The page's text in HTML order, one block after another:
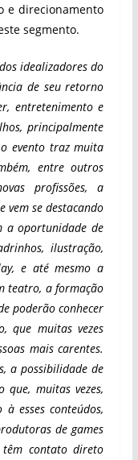
e direcionamento
segmento.
idealizadores do
de seu retorno
entretenimento e
principalmente
evento traz muita
entre outros
profissões, a
vem se destacando
a oportunidade de
ilustração,
e até mesmo a
teatro, a formação
poderão conhecer
que muitas vezes
mais carentes.
a possibilidade de
muitas vezes,
esses conteúdos,
de games
têm contato direto